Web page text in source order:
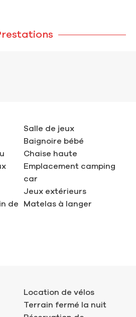
de
Salle de jeux
Baignoire bébé
Chaise haute
Emplacement camping
car
Jeux extérieurs
Matelas à langer
Location de vélos
Terrain fermé la nuit